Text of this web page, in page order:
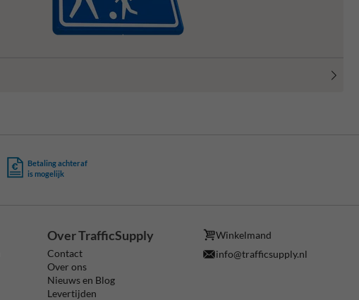
Betaling achteraf
is mogelijk
Over TrafficSupply
Contact
Over ons
Nieuws en Blog
Levertijden
Winkelmand
info@trafficsupply.nl